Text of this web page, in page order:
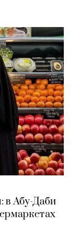
в Абу-Даби